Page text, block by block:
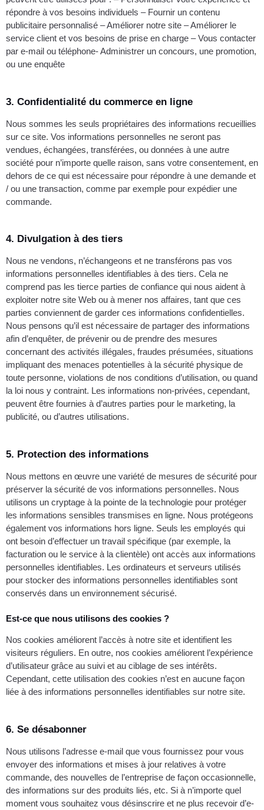
répondre à vos besoins individuels – Fournir un contenu
publicitaire personnalisé – Améliorer notre site – Améliorer le
service client et vos besoins de prise en charge – Vous contacter
par e-mail ou téléphone- Administrer un concours, une promotion,
ou une enquête
3. Confidentialité du commerce en ligne
Nous sommes les seuls propriétaires des informations recueillies
sur ce site. Vos informations personnelles ne seront pas
vendues, échangées, transférées, ou données à une autre
société pour n’importe quelle raison, sans votre consentement, en
dehors de ce qui est nécessaire pour répondre à une demande et
/ ou une transaction, comme par exemple pour expédier une
commande.
4. Divulgation à des tiers
Nous ne vendons, n’échangeons et ne transférons pas vos
informations personnelles identifiables à des tiers. Cela ne
comprend pas les tierce parties de confiance qui nous aident à
exploiter notre site Web ou à mener nos affaires, tant que ces
parties conviennent de garder ces informations confidentielles.
Nous pensons qu’il est nécessaire de partager des informations
afin d’enquêter, de prévenir ou de prendre des mesures
concernant des activités illégales, fraudes présumées, situations
impliquant des menaces potentielles à la sécurité physique de
toute personne, violations de nos conditions d’utilisation, ou quand
la loi nous y contraint. Les informations non-privées, cependant,
peuvent être fournies à d’autres parties pour le marketing, la
publicité, ou d’autres utilisations.
5. Protection des informations
Nous mettons en œuvre une variété de mesures de sécurité pour
préserver la sécurité de vos informations personnelles. Nous
utilisons un cryptage à la pointe de la technologie pour protéger
les informations sensibles transmises en ligne. Nous protégeons
également vos informations hors ligne. Seuls les employés qui
ont besoin d’effectuer un travail spécifique (par exemple, la
facturation ou le service à la clientèle) ont accès aux informations
personnelles identifiables. Les ordinateurs et serveurs utilisés
pour stocker des informations personnelles identifiables sont
conservés dans un environnement sécurisé.
Est-ce que nous utilisons des cookies ?
Nos cookies améliorent l’accès à notre site et identifient les
visiteurs réguliers. En outre, nos cookies améliorent l’expérience
d’utilisateur grâce au suivi et au ciblage de ses intérêts.
Cependant, cette utilisation des cookies n’est en aucune façon
liée à des informations personnelles identifiables sur notre site.
6. Se désabonner
Nous utilisons l’adresse e-mail que vous fournissez pour vous
envoyer des informations et mises à jour relatives à votre
commande, des nouvelles de l’entreprise de façon occasionnelle,
des informations sur des produits liés, etc. Si à n’importe quel
moment vous souhaitez vous désinscrire et ne plus recevoir d’e-